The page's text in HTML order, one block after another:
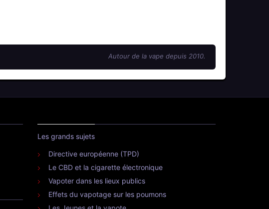
Autour de la vape depuis 2010.
Les grands sujets
Directive européenne (TPD)
Le CBD et la cigarette électronique
Vapoter dans les lieux publics
Effets du vapotage sur les poumons